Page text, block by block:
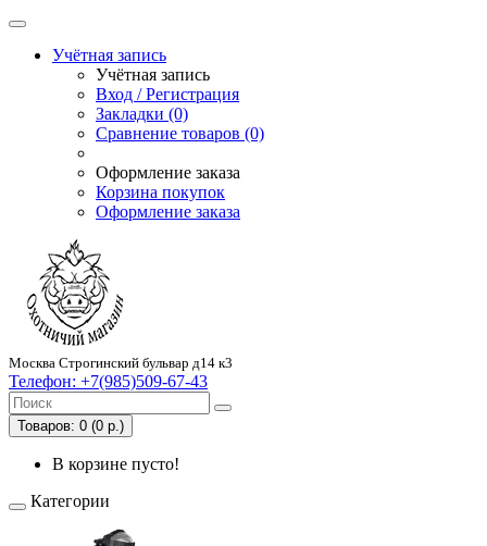
Учётная запись
Учётная запись
Вход / Регистрация
Закладки (0)
Сравнение товаров (0)
Оформление заказа
Корзина покупок
Оформление заказа
Москва Строгинский бульвар д14 к3
Телефон: +7(985)509-67-43
Товаров: 0 (0 р.)
В корзине пусто!
Категории